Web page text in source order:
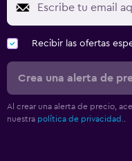
Recibir las ofertas
Crea una alerta de
Al crear una alerta de precio,
nuestra política de privacidad.